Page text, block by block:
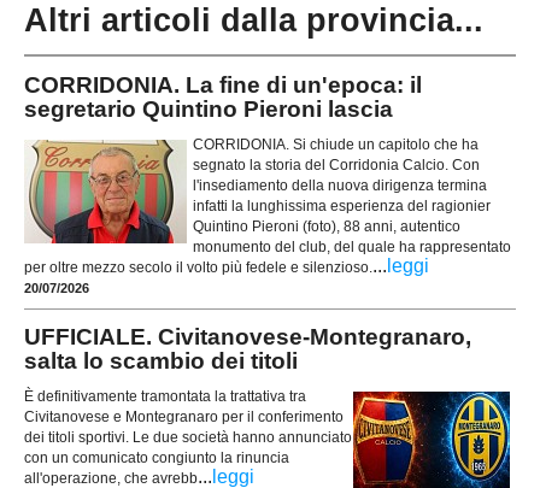
Altri articoli dalla provincia...
CORRIDONIA. La fine di un'epoca: il
segretario Quintino Pieroni lascia
CORRIDONIA. Si chiude un capitolo che ha
segnato la storia del Corridonia Calcio. Con
l'insediamento della nuova dirigenza termina
infatti la lunghissima esperienza del ragionier
Quintino Pieroni (foto), 88 anni, autentico
monumento del club, del quale ha rappresentato
per oltre mezzo secolo il volto più fedele e silenzioso. ... leggi
20/07/2026
UFFICIALE. Civitanovese-Montegranaro,
salta lo scambio dei titoli
È definitivamente tramontata la trattativa tra
Civitanovese e Montegranaro per il conferimento
dei titoli sportivi. Le due società hanno annunciato
con un comunicato congiunto la rinuncia
all'operazione, che avrebb... leggi